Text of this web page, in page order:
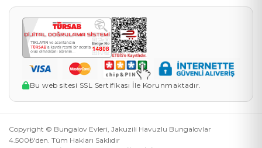
Bu web sitesi SSL Sertifikası İle Korunmaktadır.
Copyright © Bungalov Evleri, Jakuzili Havuzlu Bungalovlar
4.500₺'den. Tüm Hakları Saklıdır